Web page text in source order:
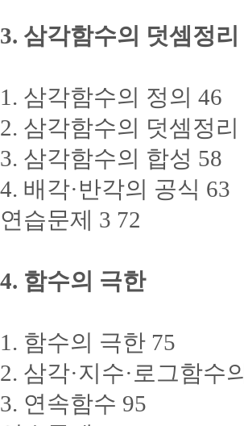
3. 삼각함수의 덧셈정리
1. 삼각함수의 정의 46
2. 삼각함수의 덧셈정리
3. 삼각함수의 합성 58
4. 배각·반각의 공식 63
연습문제 3 72
4. 함수의 극한
1. 함수의 극한 75
2. 삼각·지수·로그함수
3. 연속함수 95